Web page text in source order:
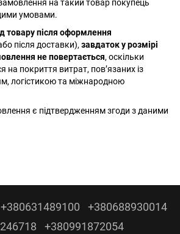
на такий товар покупець
умовами.
товару після оформлення
після доставки), завдаток у розмірі
не повертається, оскільки
на покриття витрат, пов’язаних із
логістикою та міжнародною
є підтвердженням згоди з даними
+380631489100
+380688930014
+380991872054